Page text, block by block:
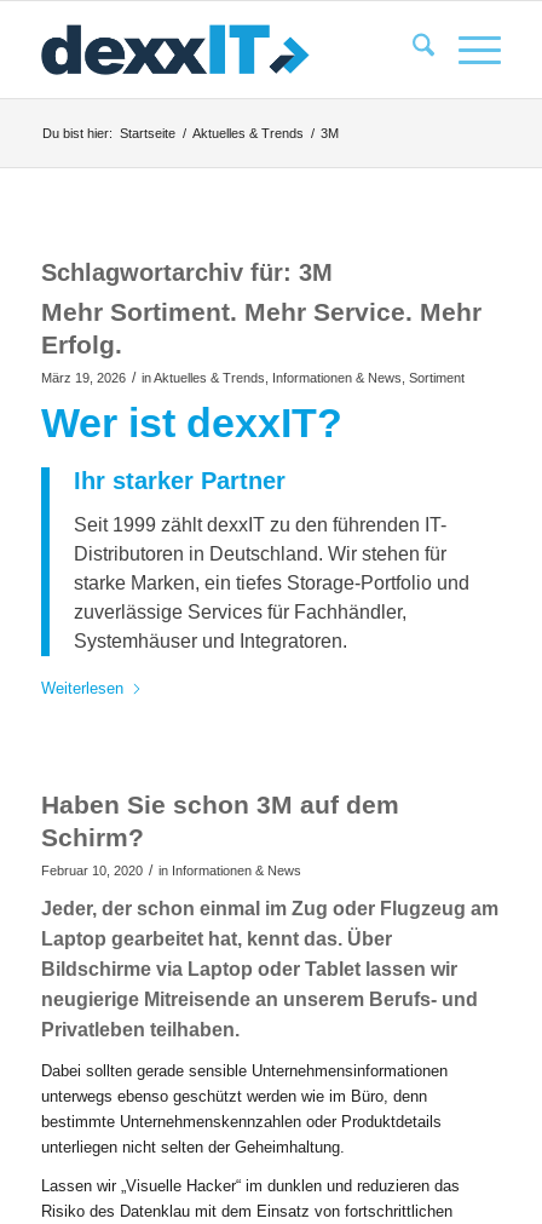
Du bist hier: Startseite / Aktuelles & Trends / 3M
Schlagwortarchiv für: 3M
Mehr Sortiment. Mehr Service. Mehr
Erfolg.
März 19, 2026 / inAktuelles & Trends Informationen & News Sortiment
Wer ist dexxIT?
Ihr starker Partner
Seit 1999 zählt dexxIT zu den führenden IT-
Distributoren in Deutschland. Wir stehen für
starke Marken, ein tiefes Storage-Portfolio und
zuverlässige Services für Fachhändler,
Systemhäuser und Integratoren.
Weiterlesen
Haben Sie schon 3M auf dem
Schirm?
Februar 10, 2020 / in Informationen & News
Jeder, der schon einmal im Zug oder Flugzeug am
Laptop gearbeitet hat, kennt das. Über
Bildschirme via Laptop oder Tablet lassen wir
neugierige Mitreisende an unserem Berufs- und
Privatleben teilhaben.
Dabei sollten gerade sensible Unternehmensinformationen
unterwegs ebenso geschützt werden wie im Büro, denn
bestimmte Unternehmenskennzahlen oder Produktdetails
unterliegen nicht selten der Geheimhaltung.
Lassen wir „Visuelle Hacker“ im dunklen und reduzieren das
Risiko des Datenklau mit dem Einsatz von fortschrittlichen